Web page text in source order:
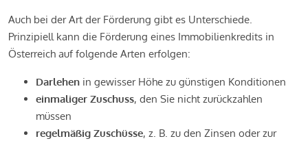
Auch bei der Art der Förderung gibt es Unterschiede.
Prinzipiell kann die Förderung eines Immobilienkredits in
Österreich auf folgende Arten erfolgen:
Darlehen in gewisser Höhe zu günstigen Konditionen
einmaliger Zuschuss, den Sie nicht zurückzahlen
müssen
regelmäßig Zuschüsse, z. B. zu den Zinsen oder zur